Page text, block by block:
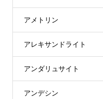
アメトリン
アレキサンドライト
アンダリュサイト
アンデシン